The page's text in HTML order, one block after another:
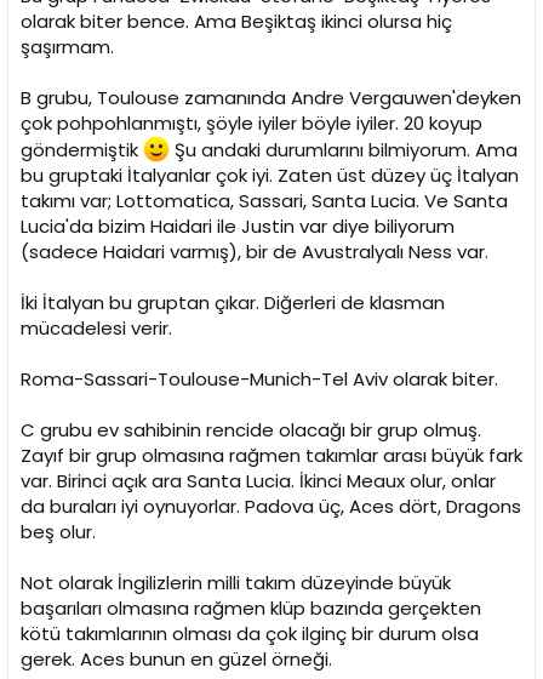
olarak biter bence. Ama Beşiktaş ikinci olursa hiç
şaşırmam.
B grubu, Toulouse zamanında Andre Vergauwen'deyken
çok pohpohlanmıştı, şöyle iyiler böyle iyiler. 20 koyup
göndermiştik
Şu andaki durumlarını bilmiyorum. Ama
bu gruptaki İtalyanlar çok iyi. Zaten üst düzey üç İtalyan
takımı var; Lottomatica, Sassari, Santa Lucia. Ve Santa
Lucia'da bizim Haidari ile Justin var diye biliyorum
(sadece Haidari varmış), bir de Avustralyalı Ness var.
İki İtalyan bu gruptan çıkar. Diğerleri de klasman
mücadelesi verir.
Roma-Sassari-Toulouse-Munich-Tel Aviv olarak biter.
C grubu ev sahibinin rencide olacağı bir grup olmuş.
Zayıf bir grup olmasına rağmen takımlar arası büyük fark
var. Birinci açık ara Santa Lucia. İkinci Meaux olur, onlar
da buraları iyi oynuyorlar. Padova üç, Aces dört, Dragons
beş olur.
Not olarak İngilizlerin milli takım düzeyinde büyük
başarıları olmasına rağmen klüp bazında gerçekten
kötü takımlarının olması da çok ilginç bir durum olsa
gerek. Aces bunun en güzel örneği.